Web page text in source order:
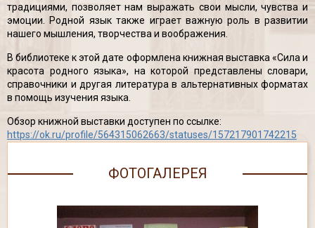
традициями, позволяет нам выражать свои мысли, чувства и
эмоции. Родной язык также играет важную роль в развитии
нашего мышления, творчества и воображения.
В библиотеке к этой дате оформлена книжная выставка «Сила и
красота родного языка», на которой представлены словари,
справочники и другая литература в альтернативных форматах
в помощь изучения языка.
Обзор книжной выставки доступен по ссылке:
https://ok.ru/profile/564315062663/statuses/157217901742215
ФОТОГАЛЕРЕЯ